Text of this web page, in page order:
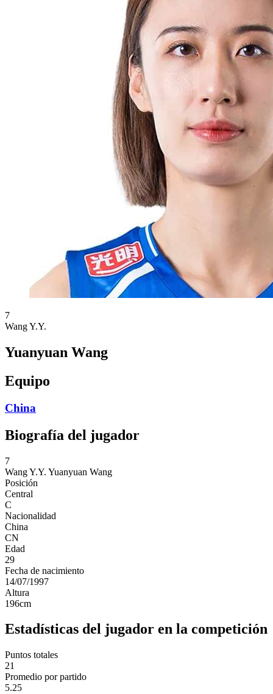
7
Wang Y.Y.
Yuanyuan Wang
Equipo
China
Biografía del jugador
7
Wang Y.Y. Yuanyuan Wang
Posición
Central
C
Nacionalidad
China
CN
Edad
29
Fecha de nacimiento
14/07/1997
Altura
196cm
Estadísticas del jugador en la competición
Puntos totales
21
Promedio por partido
5.25